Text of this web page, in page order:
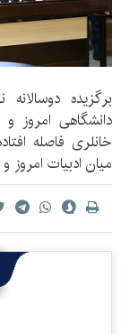
برگزیده
دانشگاهی امروز
خانلری فاصله
میان ادبیات امروز